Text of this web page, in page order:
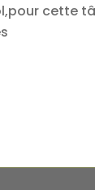
pour cette